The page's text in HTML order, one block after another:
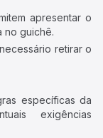
apresentar o
no guichê.
retirar o
específicas da
exigências